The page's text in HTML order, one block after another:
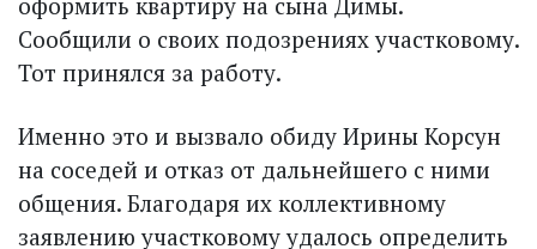
Сообщили о своих подозрениях участковому.
Тот принялся за работу.
Именно это и вызвало обиду Ирины Корсун
на соседей и отказ от дальнейшего с ними
общения. Благодаря их коллективному
заявлению участковому удалось определить